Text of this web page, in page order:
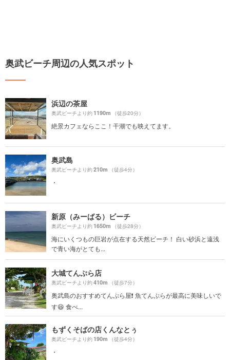
奥武ビーチ周辺の人気スポット
浜辺の茶屋
奥武ビーチより約1190m （徒歩20分）
絶景カフェならここ！干潮でも映えてます。
奥武島
奥武ビーチより約210m （徒歩4分）
・
新原（みーばる）ビーチ
奥武ビーチより約1650m （徒歩28分）
海にいくつもの巨岩が点在する天然ビーチ！ 白い砂浜と遠浅
で青い海がとても...
大城てんぷら店
奥武ビーチより約410m （徒歩7分）
奥武島のおすすめてんぷら屋❗️ 魚てんぷらが最高に美味しいで
す😆 食べ...
もずくそばの店くんなとぅ
奥武ビーチより約190m （徒歩4分）
・